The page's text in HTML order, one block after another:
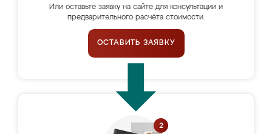
Или оставьте заявку на сайте для консультации и
предварительного расчёта стоимости.
ОСТАВИТЬ ЗАЯВКУ